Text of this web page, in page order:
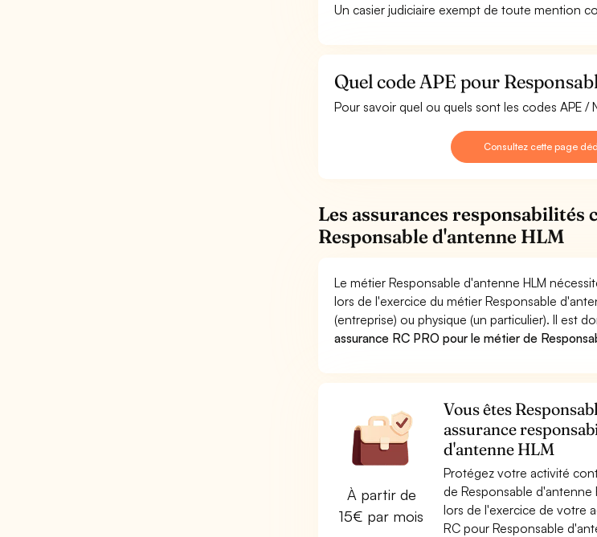
Un casier judiciaire exempt de toute mention
Quel code APE pour
Pour savoir quel ou quels sont les codes APE
Consultez cette page
Les assurances
Responsable d'antenne HLM
Le métier Responsable d'antenne HLM
lors de l'exercice du métier Responsable
(entreprise) ou physique (un particulier). Il est
assurance RC PRO pour le métier de
À partir de
15€ par mois
Vous êtes
assurance
d'antenne HLM
Protégez votre activité
de Responsable
lors de l'exercice de votre
RC pour Responsable